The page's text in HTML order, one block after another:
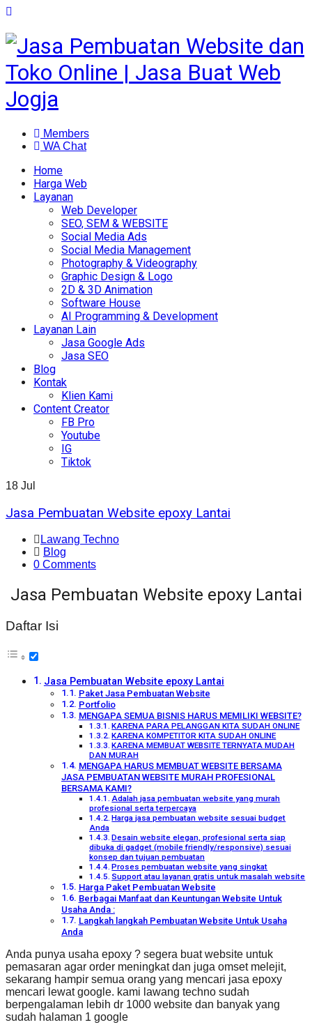
Members
WA Chat
Home
Harga Web
Layanan
Web Developer
SEO, SEM & WEBSITE
Social Media Ads
Social Media Management
Photography & Videography
Graphic Design & Logo
2D & 3D Animation
Software House
AI Programming & Development
Layanan Lain
Jasa Google Ads
Jasa SEO
Blog
Kontak
Klien Kami
Content Creator
FB Pro
Youtube
IG
Tiktok
18 Jul
Jasa Pembuatan Website epoxy Lantai
Lawang Techno
Blog
0 Comments
Jasa Pembuatan Website epoxy Lantai
Daftar Isi
Jasa Pembuatan Website epoxy Lantai
Paket Jasa Pembuatan Website
Portfolio
MENGAPA SEMUA BISNIS HARUS MEMILIKI WEBSITE?
KARENA PARA PELANGGAN KITA SUDAH ONLINE
KARENA KOMPETITOR KITA SUDAH ONLINE
KARENA MEMBUAT WEBSITE TERNYATA MUDAH
DAN MURAH
MENGAPA HARUS MEMBUAT WEBSITE BERSAMA
JASA PEMBUATAN WEBSITE MURAH PROFESIONAL
BERSAMA KAMI?
Adalah jasa pembuatan website yang murah
profesional serta terpercaya
Harga jasa pembuatan website sesuai budget
Anda
Desain website elegan, profesional serta siap
dibuka di gadget (mobile friendly/responsive) sesuai
konsep dan tujuan pembuatan
Proses pembuatan website yang singkat
Support atau layanan gratis untuk masalah website
Harga Paket Pembuatan Website
Berbagai Manfaat dan Keuntungan Website Untuk
Usaha Anda :
Langkah langkah Pembuatan Website Untuk Usaha
Anda
Anda punya usaha epoxy ? segera buat website untuk
pemasaran agar order meningkat dan juga omset melejit,
sekarang hampir semua orang yang mencari jasa epoxy
mencari lewat google. kami lawang techno sudah
berpengalaman lebih dr 1000 website dan banyak yang
sudah halaman 1 google